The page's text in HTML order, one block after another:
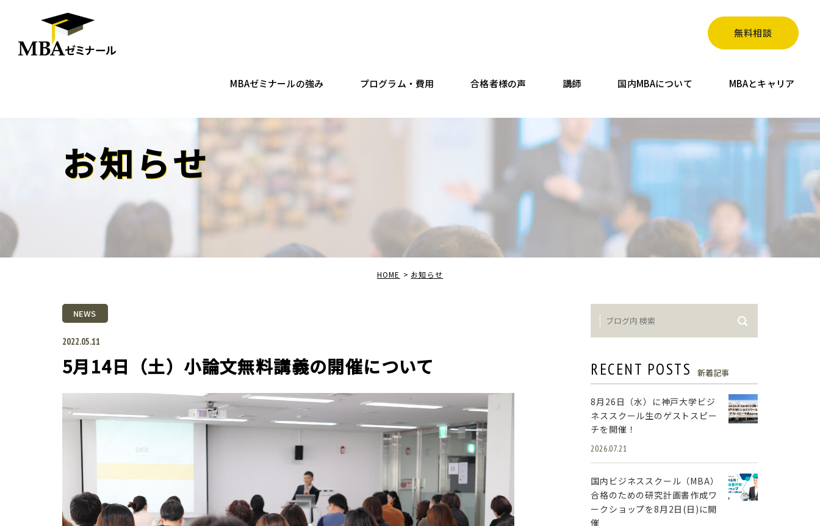
無料相談
MBAゼミナールの強み プログラム・費用 合格者様の声 講師 国内MBAについて MBAとキャリア
お知らせ
HOME お知らせ
NEWS
2022.05.11
5月14日（土）小論文無料講義の開催について RECENT POSTS 新着記事
8月26日（水）に神戸大学ビジ
ネススクール生のゲストスピー
チを開催！
2026.07.21
国内ビジネススクール（MBA）
合格のための研究計画書作成ワ
ークショップを8月2日(日)に開
催